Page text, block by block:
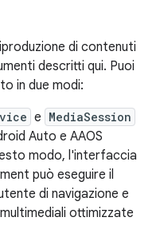
di contenuti
descritti qui. Puoi
in due modi:
e MediaSession
Auto e AAOS
modo, l'interfaccia
può eseguire il
di navigazione e
ottimizzate